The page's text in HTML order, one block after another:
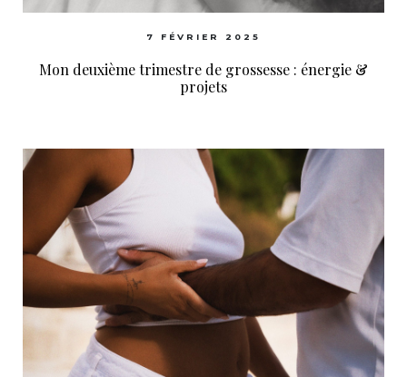
7 FÉVRIER 2025
Mon deuxième trimestre de grossesse : énergie &
projets